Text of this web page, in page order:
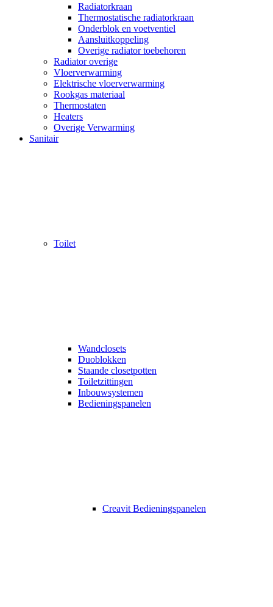
Radiatorkraan
Thermostatische radiatorkraan
Onderblok en voetventiel
Aansluitkoppeling
Overige radiator toebehoren
Radiator overige
Vloerverwarming
Elektrische vloerverwarming
Rookgas materiaal
Thermostaten
Heaters
Overige Verwarming
Sanitair
Toilet
Wandclosets
Duoblokken
Staande closetpotten
Toiletzittingen
Inbouwsystemen
Bedieningspanelen
Creavit Bedieningspanelen